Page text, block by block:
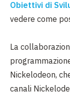
Obiettivi di
vedere come
La
Nickelodeon,
canali